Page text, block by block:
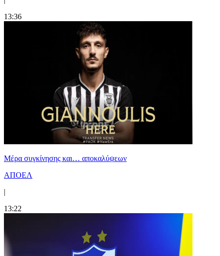
13:36
Mέρα συγκίνησης και… αποκαλύψεων
ΑΠΟΕΛ
|
13:22